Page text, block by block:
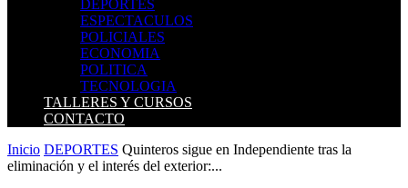
DEPORTES
ESPECTACULOS
POLICIALES
ECONOMIA
POLITICA
TECNOLOGIA
TALLERES Y CURSOS
CONTACTO
Inicio DEPORTES Quinteros sigue en Independiente tras la
eliminación y el interés del exterior:...